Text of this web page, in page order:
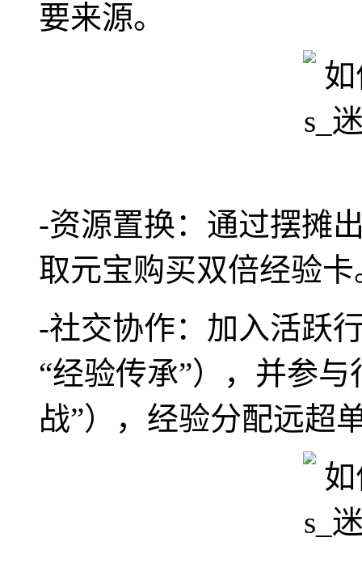
要来源。
-资源置换：通过摆摊
取元宝购买双倍经验卡
-社交协作：加入活跃
“经验传承”），并参
战”），经验分配远超